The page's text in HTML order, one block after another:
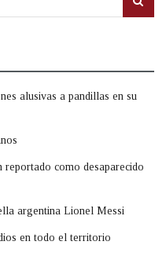
alusivas a pandillas en su
como desaparecido
argentina Lionel Messi
en todo el territorio